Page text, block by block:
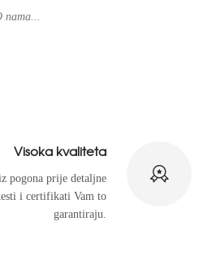
nama...
Visoka kvaliteta
pogona prije detaljne
i certifikati Vam to
garantiraju.